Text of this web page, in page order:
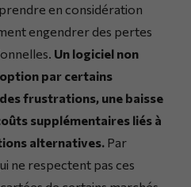
prendre en considération
engendrer des pertes
Un logiciel non
par certains
frustrations, une baisse
supplémentaires liés à
alternatives. Par
ne respectent pas ces